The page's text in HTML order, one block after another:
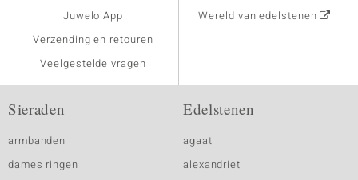
Juwelo App
Verzending en retouren
Veelgestelde vragen
Wereld van edelstenen
Sieraden
armbanden
dames ringen
Edelstenen
agaat
alexandriet